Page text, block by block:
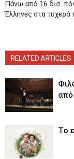
Πάνω από 16 δισ.
Έλληνες στα τυχερά
RELATED ARTICLES
Το